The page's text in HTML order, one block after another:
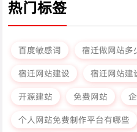
热门标签
百度敏感词 宿迁做网站多
宿迁网站建设
宿迁网站建
开源建站
免费网站
个人网站免费制作平台有哪些